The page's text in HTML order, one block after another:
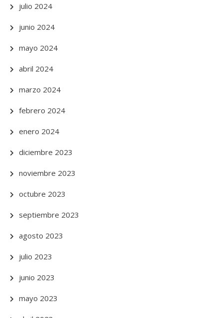
julio 2024
junio 2024
mayo 2024
abril 2024
marzo 2024
febrero 2024
enero 2024
diciembre 2023
noviembre 2023
octubre 2023
septiembre 2023
agosto 2023
julio 2023
junio 2023
mayo 2023